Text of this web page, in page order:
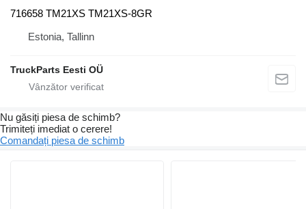
716658 TM21XS TM21XS-8GR
Estonia, Tallinn
TruckParts Eesti OÜ
Nu găsiți piesa de schimb?
Trimiteți imediat o cerere!
Comandați piesa de schimb